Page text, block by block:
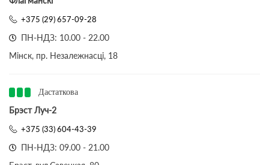
+375 (29) 657-09-28
ПН-НДЗ: 10.00 - 22.00
Мінск, пр. Незалежнасці, 18
Дастаткова
Брэст Луч-2
+375 (33) 604-43-39
ПН-НДЗ: 09.00 - 21.00